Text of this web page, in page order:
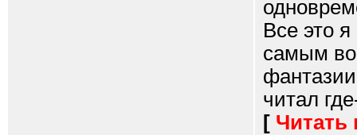
Все это
самым
читал
[ Читать